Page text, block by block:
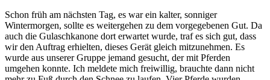
Schon früh am nächsten Tag, es war ein kalter, sonniger
Wintermorgen, sollte es weitergehen zu dem vorgegebenen Gut. Da
auch die Gulaschkanone dort erwartet wurde, traf es sich gut, dass
wir den Auftrag erhielten, dieses Gerät gleich mitzunehmen. Es
wurde aus unserer Gruppe jemand gesucht, der mit Pferden
umgehen konnte. Ich meldete mich freiwillig, brauchte dann nicht